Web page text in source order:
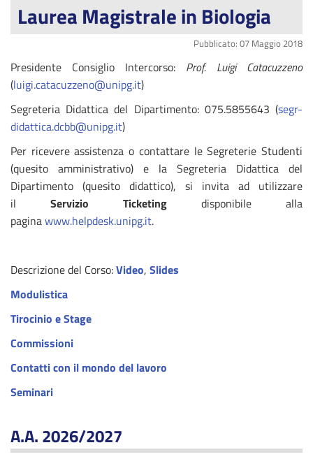
Laurea Magistrale in Biologia
Pubblicato: 07 Maggio 2018
Presidente Consiglio Intercorso: Prof. Luigi Catacuzzeno
(luigi.catacuzzeno@unipg.it)
Segreteria Didattica del Dipartimento: 075.5855643 (segr-
didattica.dcbb@unipg.it)
Per ricevere assistenza o contattare le Segreterie Studenti
(quesito amministrativo) e la Segreteria Didattica del
Dipartimento (quesito didattico), si invita ad utilizzare
il Servizio Ticketing disponibile alla
paginawww.helpdesk.unipg.it.
Descrizione del Corso:Video, Slides
Modulistica
Tirocinio e Stage
Commissioni
Contatti con il mondo del lavoro
Seminari
A.A. 2026/2027